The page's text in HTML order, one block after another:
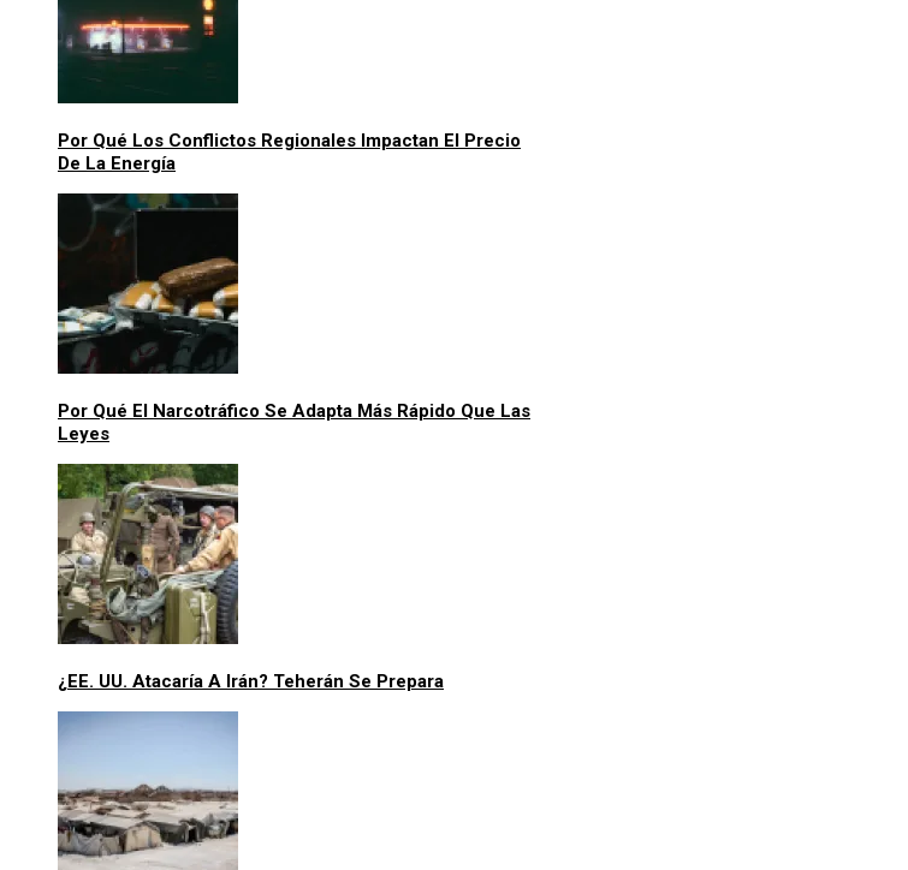
Por Qué Los Conflictos Regionales Impactan El Precio
De La Energía
Por Qué El Narcotráfico Se Adapta Más Rápido Que Las
Leyes
¿EE. UU. Atacaría A Irán? Teherán Se Prepara